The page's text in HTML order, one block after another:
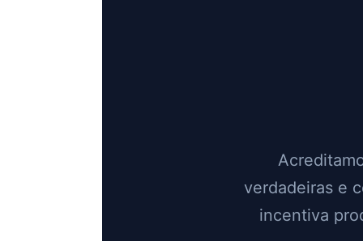
verdadeiras e
incentiva